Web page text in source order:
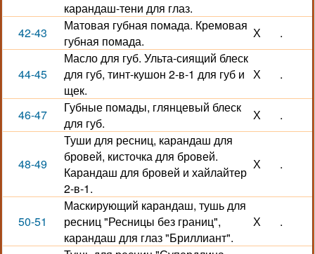
карандаш-тени для глаз.
42-43
Матовая губная помада. Кремовая
губная помада.
Х .
44-45
Масло для губ. Ульта-сиящий блеск
для губ, тинт-кушон 2-в-1 для губ и
щек.
Х .
46-47
Губные помады, глянцевый блеск
для губ.
Х .
48-49
Туши для ресниц, карандаш для
бровей, кисточка для бровей.
Карандаш для бровей и хайлайтер
2-в-1.
Х .
50-51
Маскирующий карандаш, тушь для
ресниц "Ресницы без границ",
карандаш для глаз "Бриллиант".
Х .